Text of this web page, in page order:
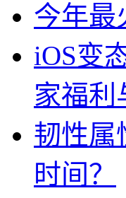
今年最
iOS变
家福利
韧性属
时间？